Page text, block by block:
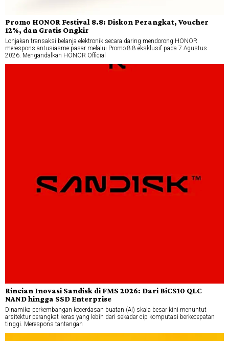
Promo HONOR Festival 8.8: Diskon Perangkat, Voucher
12%, dan Gratis Ongkir
Lonjakan transaksi belanja elektronik secara daring mendorong HONOR
merespons antusiasme pasar melalui Promo 8.8 eksklusif pada 7 Agustus
2026. Mengandalkan HONOR Official
Rincian Inovasi Sandisk di FMS 2026: Dari BiCS10 QLC
NAND hingga SSD Enterprise
Dinamika perkembangan kecerdasan buatan (AI) skala besar kini menuntut
arsitektur perangkat keras yang lebih dari sekadar cip komputasi berkecepatan
tinggi. Merespons tantangan